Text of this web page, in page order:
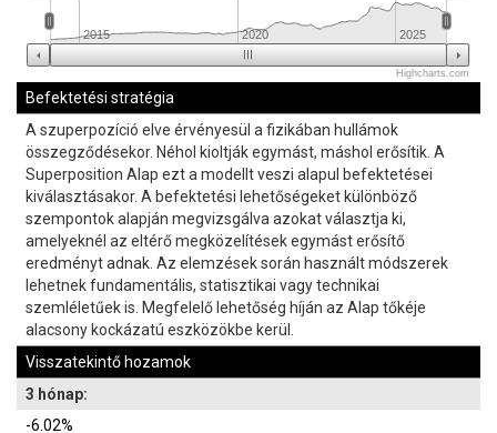
2015 2020 2025
Highcharts.com
Befektetési stratégia
A szuperpozíció elve érvényesül a fizikában hullámok
összegződésekor. Néhol kioltják egymást, máshol erősítik. A
Superposition Alap ezt a modellt veszi alapul befektetései
kiválasztásakor. A befektetési lehetőségeket különböző
szempontok alapján megvizsgálva azokat választja ki,
amelyeknél az eltérő megközelítések egymást erősítő
eredményt adnak. Az elemzések során használt módszerek
lehetnek fundamentális, statisztikai vagy technikai
szemléletűek is. Megfelelő lehetőség híján az Alap tőkéje
alacsony kockázatú eszközökbe kerül.
Visszatekintő hozamok
3 hónap:
-6.02%